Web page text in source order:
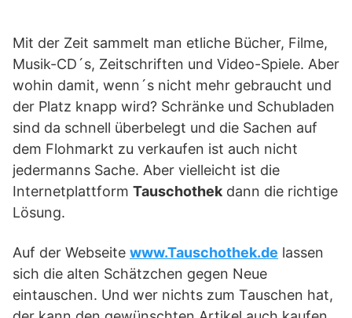
Mit der Zeit sammelt man etliche Bücher, Filme,
Musik-CD´s, Zeitschriften und Video-Spiele. Aber
wohin damit, wenn´s nicht mehr gebraucht und
der Platz knapp wird? Schränke und Schubladen
sind da schnell überbelegt und die Sachen auf
dem Flohmarkt zu verkaufen ist auch nicht
jedermanns Sache. Aber vielleicht ist die
Internetplattform Tauschothek dann die richtige
Lösung.
Auf der Webseite www.Tauschothek.de lassen
sich die alten Schätzchen gegen Neue
eintauschen. Und wer nichts zum Tauschen hat,